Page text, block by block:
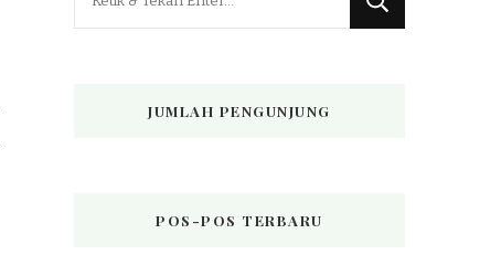
JUMLAH PENGUNJUNG
POS-POS TERBARU